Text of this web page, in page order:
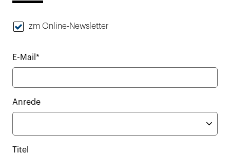
zm Online-Newsletter
E-Mail*
Anrede
Titel